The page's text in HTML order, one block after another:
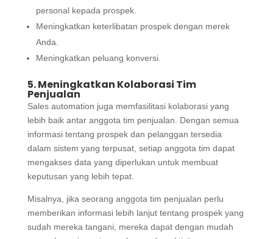
personal kepada prospek.
Meningkatkan keterlibatan prospek dengan merek
Anda.
Meningkatkan peluang konversi.
5. Meningkatkan Kolaborasi Tim
Penjualan
Sales automation juga memfasilitasi kolaborasi yang
lebih baik antar anggota tim penjualan. Dengan semua
informasi tentang prospek dan pelanggan tersedia
dalam sistem yang terpusat, setiap anggota tim dapat
mengakses data yang diperlukan untuk membuat
keputusan yang lebih tepat.
Misalnya, jika seorang anggota tim penjualan perlu
memberikan informasi lebih lanjut tentang prospek yang
sudah mereka tangani, mereka dapat dengan mudah